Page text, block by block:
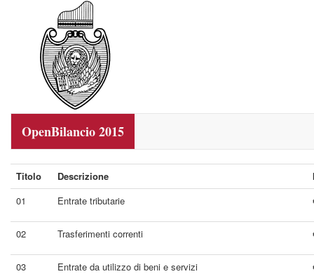
OpenBilancio 2015
Titolo Descrizione
01
Entrate tributarie
02 Trasferimenti correnti
03 Entrate da utilizzo di beni e servizi